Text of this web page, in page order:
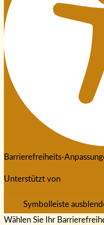
Barrierefreiheits-
Unterstützt von
Symbolleiste
Wählen Sie Ihr